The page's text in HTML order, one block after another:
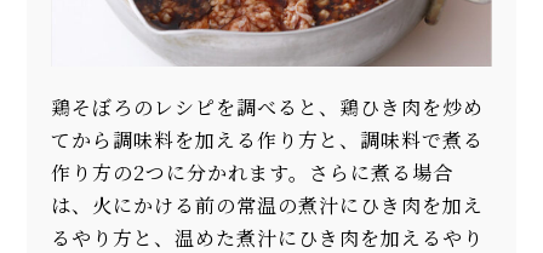
鶏そぼろのレシピを調べると、鶏ひき肉を炒め
てから調味料を加える作り方と、調味料で煮る
作り方の2つに分かれます。さらに煮る場合
は、火にかける前の常温の煮汁にひき肉を加え
るやり方と、温めた煮汁にひき肉を加えるやり